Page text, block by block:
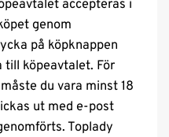
accepteras i
genom
på köpknappen
till köpeavtalet. För
du vara minst 18
ut med e-post
Toplady